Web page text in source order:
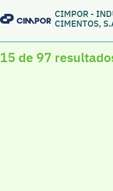
CIMPOR -
CIMENTOS,
15 de 97